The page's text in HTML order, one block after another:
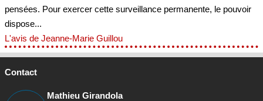
pensées. Pour exercer cette surveillance permanente, le pouvoir
dispose...
L'avis de Jeanne-Marie Guillou
Contact
Mathieu Girandola